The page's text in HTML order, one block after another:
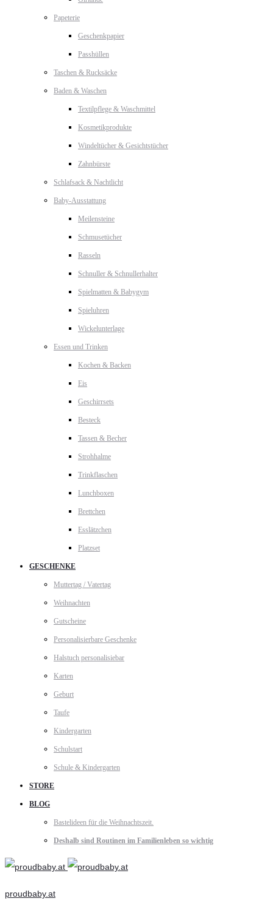
Papeterie
Geschenkpapier
Passhüllen
Taschen & Rucksäcke
Baden & Waschen
Textilpflege & Waschmittel
Kosmetikprodukte
Windeltücher & Gesichtstücher
Zahnbürste
Schlafsack & Nachtlicht
Baby-Ausstattung
Meilensteine
Schmusetücher
Rasseln
Schnuller & Schnullerhalter
Spielmatten & Babygym
Spieluhren
Wickelunterlage
Essen und Trinken
Kochen & Backen
Eis
Geschirrsets
Besteck
Tassen & Becher
Strohhalme
Trinkflaschen
Lunchboxen
Brettchen
Esslätzchen
Platzset
GESCHENKE
Muttertag / Vatertag
Weihnachten
Gutscheine
Personalisierbare Geschenke
Halstuch personalisiebar
Karten
Geburt
Taufe
Kindergarten
Schulstart
Schule & Kindergarten
STORE
BLOG
Bastelideen für die Weihnachtszeit.
Deshalb sind Routinen im Familienleben so wichtig
proudbaby.at